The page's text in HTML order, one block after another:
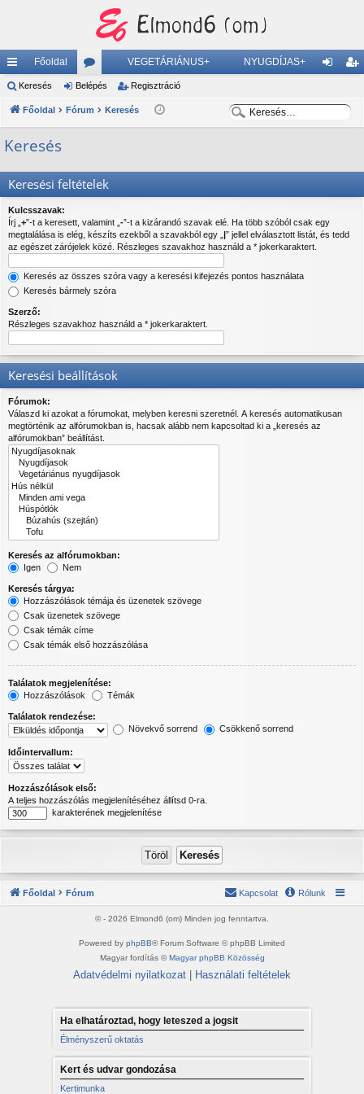
yo
rs
k
Főoldal
ór
u
VEGETÁRIÁNUS+ NYUGDÍJAS+
is
Keresés Belépés Regisztráció
Főoldal Fórum Keresés
e
é
e
é
Keresés
Keresési feltételek
Kulcsszavak:
Írj „ +”-t a keresett, valamint „ -”-t a kizárandó szavak elé. Ha több szóból csak egy
megtalálása is elég, készíts ezekből a szavakból egy „ |” jellel elválasztott listát, és tedd
az egészet zárójelek közé. Részleges szavakhoz használd a * jokerkaraktert.
Keresés az összes szóra vagy a keresési kifejezés pontos használata
Keresés bármely szóra
Szerző:
Részleges szavakhoz használd a * jokerkaraktert.
Keresési beállítások
Fórumok:
Válaszd ki azokat a fórumokat, melyben keresni szeretnél. A keresés automatikusan
megtörténik az alfórumokban is, hacsak alább nem kapcsoltad ki a „keresés az
alfórumokban” beállítást.
Keresés az alfórumokban:
Igen
Nem
Keresés tárgya:
Hozzászólások témája és üzenetek szövege
Csak üzenetek szövege
Csak témák címe
Csak témák első hozzászólása
Találatok megjelenítése:
Hozzászólások
Témák
Találatok rendezése:
Növekvő sorrend
Csökkenő sorrend
Időintervallum:
Hozzászólások első:
A teljes hozzászólás megjelenítéséhez állítsd 0-ra.
karakterének megjelenítése
Főoldal Fórum Rólunk
Kapcsolat
© - 2026 Elmond6 (om) Minden jog fenntartva.
Powered by phpBB® Forum Software © phpBB Limited
Magyar fordítás ©Magyar phpBB Közösség
Adatvédelmi nyilatkozat | Használati feltételek
Ha elhatároztad, hogy leteszed a jogsit
Élményszerű oktatás
Kert és udvar gondozása
Kertimunka